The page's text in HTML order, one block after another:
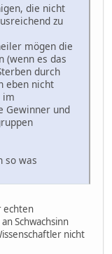
die nicht
zu
mögen die
(wenn es das
durch
eben nicht
im
Gewinner und
so was
echten
Schwachsinn
nicht